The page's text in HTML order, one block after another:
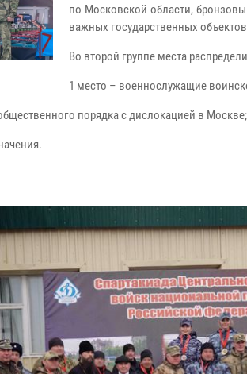
по Московской области,
важных государственных
Во второй группе места
1 место – военнослужащие
порядка с дислокацией в Москве;